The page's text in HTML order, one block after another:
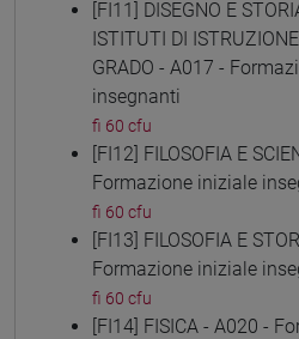
[FI11] DISEGNO E
ISTITUTI DI
GRADO - A017 -
insegnanti
fi 60 cfu
[FI12] FILOSOFIA E
Formazione iniziale
fi 60 cfu
[FI13] FILOSOFIA E
Formazione iniziale
fi 60 cfu
[FI14] FISICA - A020 -